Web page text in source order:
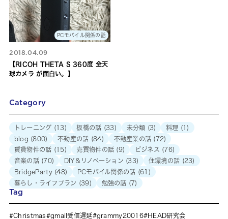
PCモバイル関係の話
2018.04.09
【RICOH THETA S 360度 全天
球カメラ が面白い。】
Category
トレーニング (13) 板橋の話 (33) 未分類 (3) 料理 (1)
blog (800) 不動産の話 (84) 不動産業の話 (72)
賃貸物件の話 (15) 売買物件の話 (9) ビジネス (76)
音楽の話(70) DIY＆リノベーション (33) 住環境の話 (23)
BridgeParty(48) PCモバイル関係の話 (61)
暮らし・ライフプラン (39) 勉強の話 (7)
Tag
Christmas gmail受信遅延 grammy20016
HEAD研究会